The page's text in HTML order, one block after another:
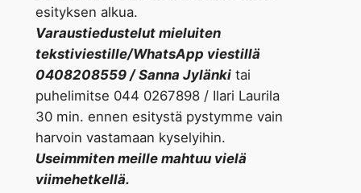
esityksen alkua.
Varaustiedustelut mieluiten
tekstiviestille/WhatsApp viestillä
0408208559 / Sanna Jylänkitai
puhelimitse 044 0267898 / Ilari Laurila
30 min. ennen esitystä pystymme vain
harvoin vastamaan kyselyihin.
Useimmiten meille mahtuu vielä
viimehetkellä.